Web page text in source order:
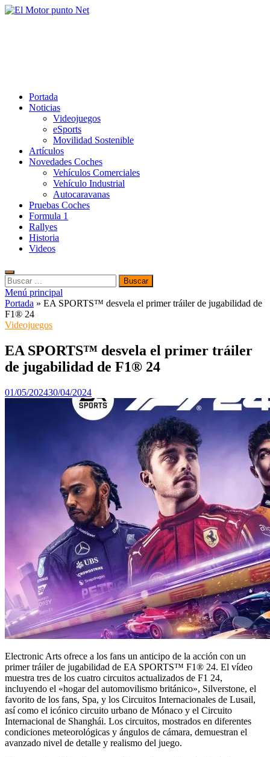
Saltar
Portada
Noticias
Videojuegos
eSports
Movilidad Sostenible
Artículos
Novedades Coches
Vehículos Comerciales
Vehículo Industrial
Autocaravanas
Pruebas Coches
Formula 1
Rallyes
Historia
Videos
Buscar:
Menú principal
Portada » EA SPORTS™ desvela el primer tráiler de jugabilidad de
F1® 24
Videojuegos
EA SPORTS™ desvela el primer tráiler
de jugabilidad de F1® 24
01/05/202430/04/2024
Electronic Arts ofrece a los fans un anticipo de la acción con un
primer tráiler de jugabilidad de EA SPORTS™ F1® 24. El vídeo
muestra tres de los cuatro circuitos actualizados de F1 24,
incluyendo el «hogar del automovilismo británico», Silverstone, el
favorito de los fans, Spa, y los Circuitos Internacionales de Lusail,
así como el icónico circuito urbano de Mónaco y el Circuito
Internacional de Shanghái. Los circuitos, mostrados en diferentes
condiciones meteorológicas y ángulos de cámara, demuestran el
avanzado nivel de detalle y realismo del juego.